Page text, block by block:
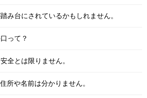
み台にされているかもしれません。
って？
全とは限りません。
所や名前は分かりません。